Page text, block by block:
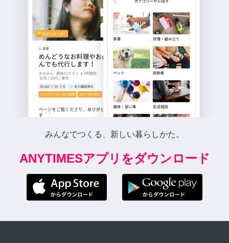
みんなでつくる、新しい暮らしかた。
ANYTIMESアプリをダウンロード